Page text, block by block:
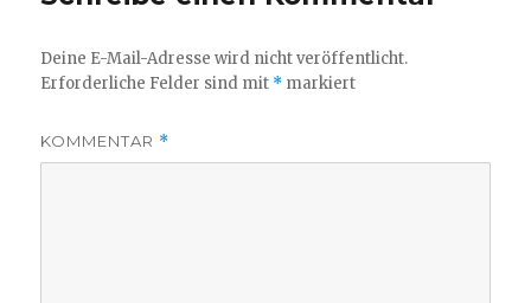
Deine E-Mail-Adresse wird nicht veröffentlicht.
Erforderliche Felder sind mit * markiert
KOMMENTAR *